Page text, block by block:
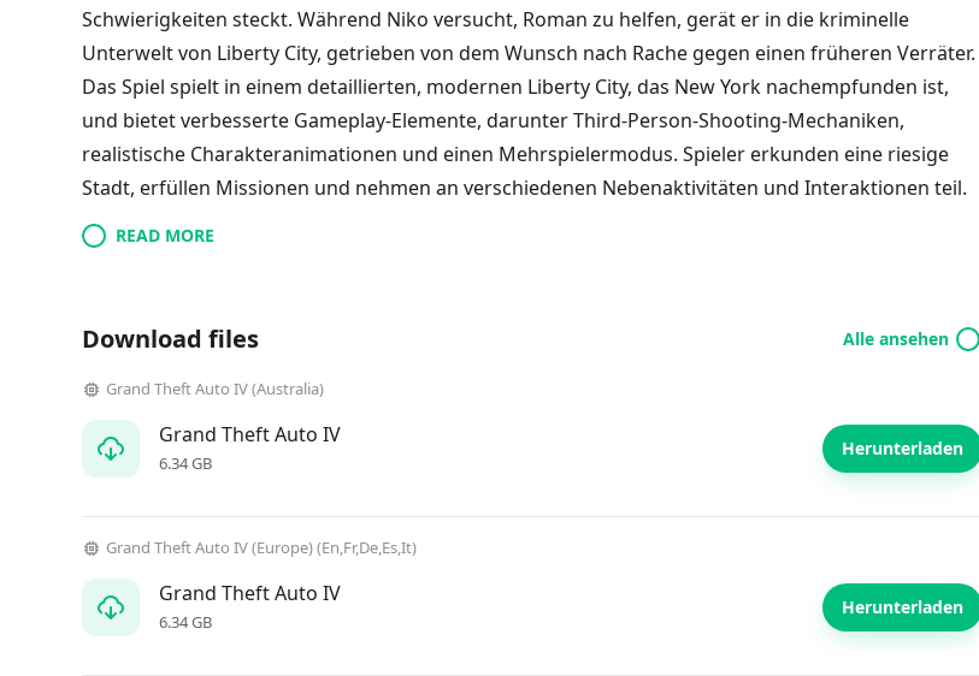
Schwierigkeiten steckt. Während Niko versucht, Roman zu helfen, gerät er in die kriminelle
Unterwelt von Liberty City, getrieben von dem Wunsch nach Rache gegen einen früheren Verräter.
Das Spiel spielt in einem detaillierten, modernen Liberty City, das New York nachempfunden ist,
und bietet verbesserte Gameplay-Elemente, darunter Third-Person-Shooting-Mechaniken,
realistische Charakteranimationen und einen Mehrspielermodus. Spieler erkunden eine riesige
Stadt, erfüllen Missionen und nehmen an verschiedenen Nebenaktivitäten und Interaktionen teil.
READ MORE
Download files Alle ansehen
Grand Theft Auto IV (Australia)
Grand Theft Auto IV
6.34 GB
Herunterladen
Grand Theft Auto IV (Europe) (En,Fr,De,Es,It)
Grand Theft Auto IV
6.34 GB
Herunterladen